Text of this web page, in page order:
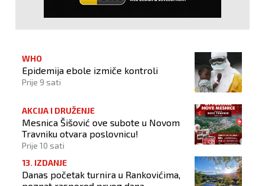
WHO
Epidemija ebole izmiče kontroli
Prije 9 sati
AKCIJA I DRUŽENJE
Mesnica Šišović ove subote u Novom
Travniku otvara poslovnicu!
Prije 10 sati
13. IZDANJE
Danas početak turnira u Rankovićima,